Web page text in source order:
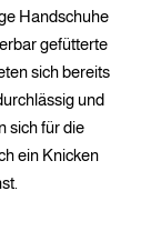
Handschuhe
gefütterte
sich bereits
und
sich für die
ein Knicken